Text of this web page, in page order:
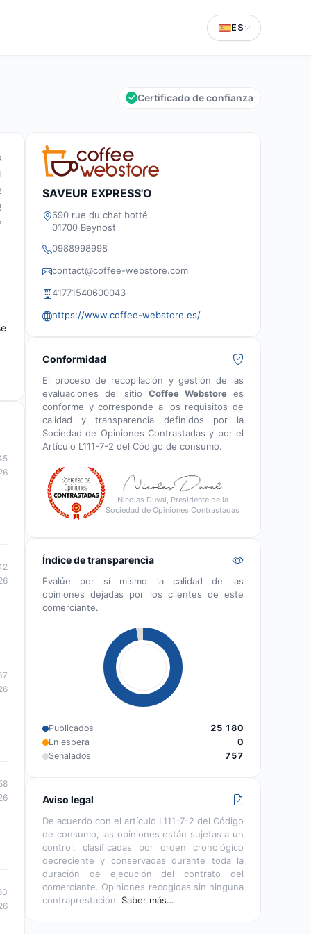
ES
Certificado de confianza
SAVEUR EXPRESS'O
690 rue du chat botté
01700 Beynost
0988998998
contact@coffee-webstore.com
41771540600043
https://www.coffee-webstore.es/
Conformidad
El proceso de recopilación y gestión de las
evaluaciones del sitio Coffee Webstore es
conforme y corresponde a los requisitos de
calidad y transparencia definidos por la
Sociedad de Opiniones Contrastadas y por el
Artículo L111-7-2 del Código de consumo.
Nicolas Duval, Presidente de la
Sociedad de Opiniones Contrastadas
Índice de transparencia
Evalúe por sí mismo la calidad de las
opiniones dejadas por los clientes de este
comerciante.
Publicados
25 180
En espera
0
Señalados
757
Aviso legal
De acuerdo con el artículo L111-7-2 del Código
de consumo, las opiniones están sujetas a un
control, clasificadas por orden cronológico
decreciente y conservadas durante toda la
duración de ejecución del contrato del
comerciante. Opiniones recogidas sin ninguna
contraprestación. Saber más…